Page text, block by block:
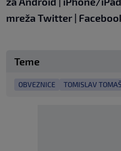
mreža Twitter |
Teme
OBVEZNICE TOMISLAV